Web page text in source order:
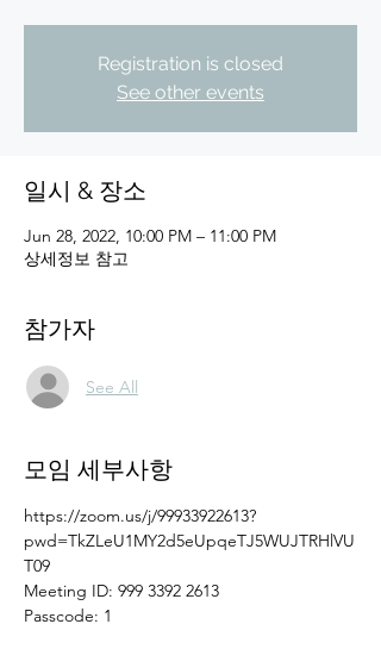
Registration is closed
See other events
일시 & 장소
Jun 28, 2022, 10:00 PM – 11:00 PM
상세정보 참고
참가자
See All
모임 세부사항
https://zoom.us/j/99933922613?
pwd=TkZLeU1MY2d5eUpqeTJ5WUJTRHlVU
T09
Meeting ID: 999 3392 2613
Passcode: 1